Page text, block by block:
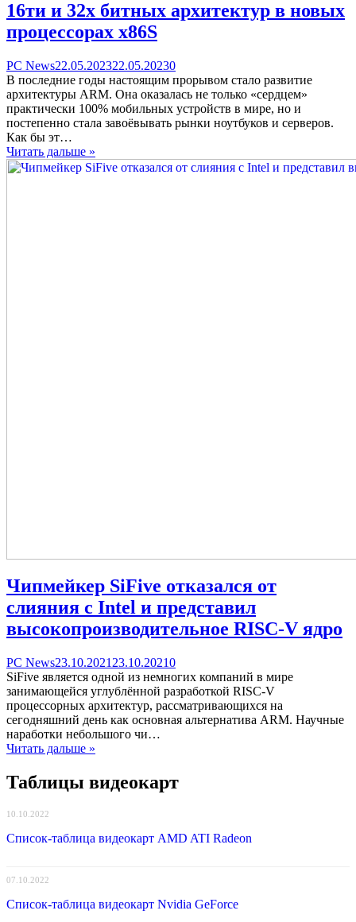
16ти и 32х битных архитектур в новых
процессорах x86S
Categories
PC NewsPosted
on
22.05.202322.05.20230comments
on
Intel
избавится
от
16ти
В последние годы настоящим прорывом стало развитие
архитектуры ARM. Она оказалась не только «сердцем»
практически 100% мобильных устройств в мире, но и
постепенно стала завоёвывать рынки ноутбуков и серверов.
Как бы эт…
Читать дальше »
Чипмейкер SiFive отказался от
слияния с Intel и представил
высокопроизводительное RISC-V ядро
Categories
PC NewsPosted
on
23.10.2021 23.10.20210comments
on
Чипмейкер
SiFive
отказался
и
RISC-
SiFive является одной из немногих компаний в мире
занимающейся углублённой разработкой RISC-V
процессорных архитектур, рассматривающихся на
сегодняшний день как основная альтернатива ARM. Научные
наработки небольшого чи…
Читать дальше »
Таблицы видеокарт
10.10.2022
Список-таблица видеокарт AMD ATI Radeon
07.10.2022
Список-таблица видеокарт Nvidia GeForce